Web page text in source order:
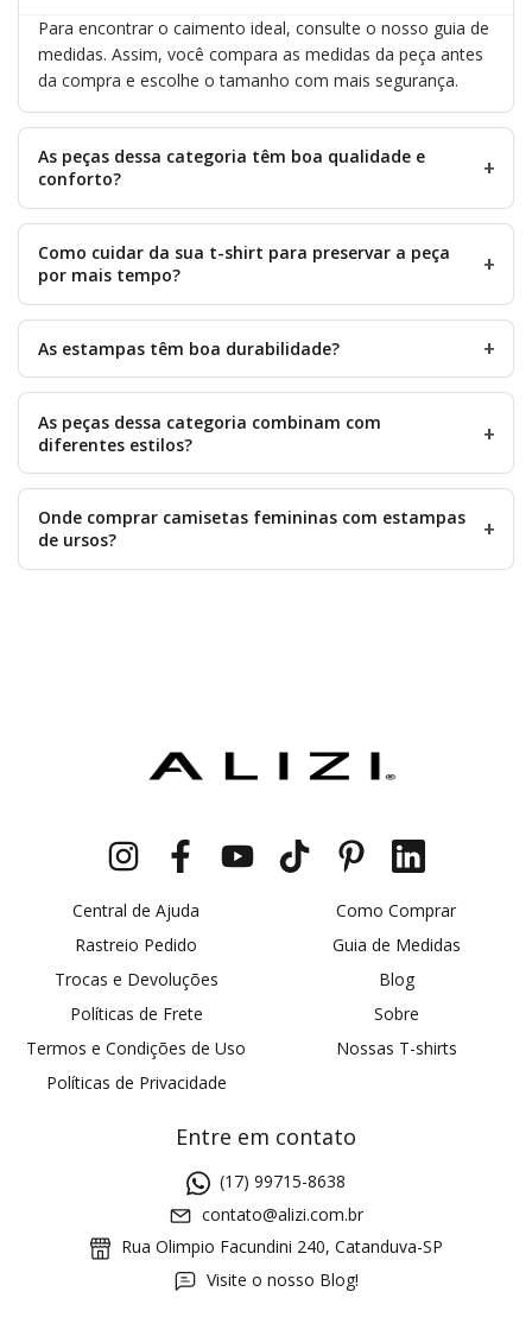
Para encontrar o caimento ideal, consulte o nosso guia de
medidas. Assim, você compara as medidas da peça antes
da compra e escolhe o tamanho com mais segurança.
As peças dessa categoria têm boa qualidade e
conforto?
Como cuidar da sua t-shirt para preservar a peça
por mais tempo?
As estampas têm boa durabilidade?
As peças dessa categoria combinam com
diferentes estilos?
Onde comprar camisetas femininas com estampas
de ursos?
Central de Ajuda
Rastreio Pedido
Trocas e Devoluções
Políticas de Frete
Termos e Condições de Uso
Políticas de Privacidade
Como Comprar
Guia de Medidas
Blog
Sobre
Nossas T-shirts
Entre em contato
(17) 99715-8638
contato@alizi.com.br
Rua Olimpio Facundini 240, Catanduva-SP
Visite o nosso Blog!